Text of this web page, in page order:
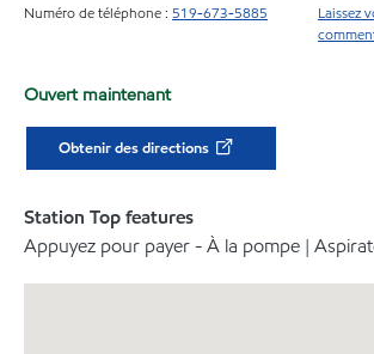
Numéro de téléphone : 519-673-5885
Laissez
Ouvert maintenant
Obtenir des directions
Station Top features
Appuyez pour payer - À la pompe |